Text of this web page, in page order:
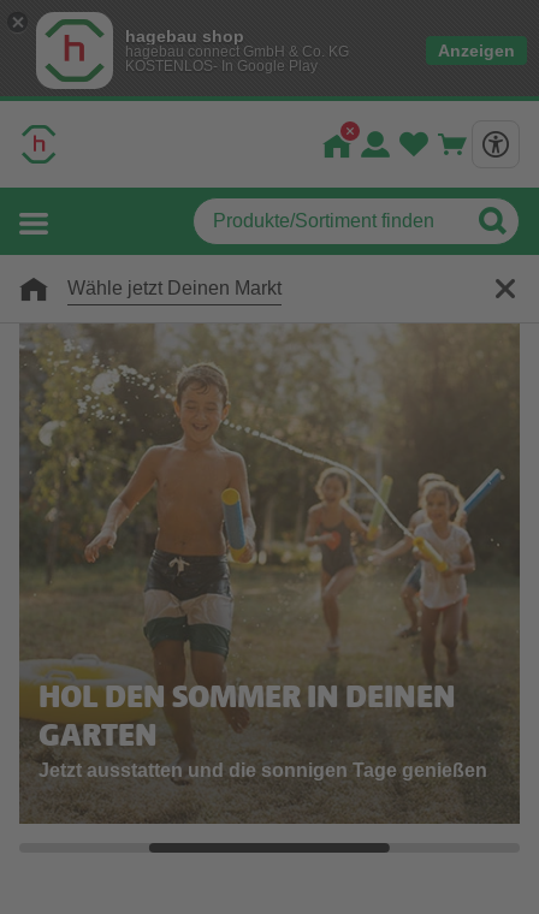
hagebau shop
hagebau connect GmbH & Co. KG
KOSTENLOS- In Google Play
Anzeigen
Wähle jetzt Deinen Markt
HOL DEN SOMMER IN DEINEN
GARTEN
Jetzt ausstatten und die sonnigen Tage genießen